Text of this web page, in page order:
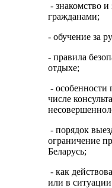
- знакомство
гражданами;
- обучение за
- правила
отдыхе;
- особенности
числе
- порядок
ограничение
Беларусь;
- как
или в